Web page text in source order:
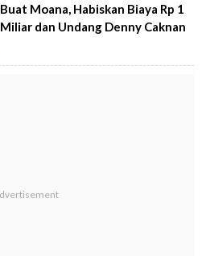
Buat Moana, Habiskan Biaya Rp 1
Miliar dan Undang Denny Caknan